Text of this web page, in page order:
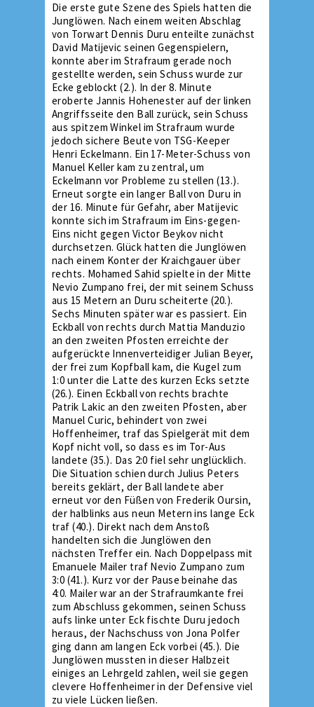
Die erste gute Szene des Spiels hatten die
Junglöwen. Nach einem weiten Abschlag
von Torwart Dennis Duru enteilte zunächst
David Matijevic seinen Gegenspielern,
konnte aber im Strafraum gerade noch
gestellte werden, sein Schuss wurde zur
Ecke geblockt (2.). In der 8. Minute
eroberte Jannis Hohenester auf der linken
Angriffsseite den Ball zurück, sein Schuss
aus spitzem Winkel im Strafraum wurde
jedoch sichere Beute von TSG-Keeper
Henri Eckelmann. Ein 17-Meter-Schuss von
Manuel Keller kam zu zentral, um
Eckelmann vor Probleme zu stellen (13.).
Erneut sorgte ein langer Ball von Duru in
der 16. Minute für Gefahr, aber Matijevic
konnte sich im Strafraum im Eins-gegen-
Eins nicht gegen Victor Beykov nicht
durchsetzen. Glück hatten die Junglöwen
nach einem Konter der Kraichgauer über
rechts. Mohamed Sahid spielte in der Mitte
Nevio Zumpano frei, der mit seinem Schuss
aus 15 Metern an Duru scheiterte (20.).
Sechs Minuten später war es passiert. Ein
Eckball von rechts durch Mattia Manduzio
an den zweiten Pfosten erreichte der
aufgerückte Innenverteidiger Julian Beyer,
der frei zum Kopfball kam, die Kugel zum
1:0 unter die Latte des kurzen Ecks setzte
(26.). Einen Eckball von rechts brachte
Patrik Lakic an den zweiten Pfosten, aber
Manuel Curic, behindert von zwei
Hoffenheimer, traf das Spielgerät mit dem
Kopf nicht voll, so dass es im Tor-Aus
landete (35.). Das 2:0 fiel sehr unglücklich.
Die Situation schien durch Julius Peters
bereits geklärt, der Ball landete aber
erneut vor den Füßen von Frederik Oursin,
der halblinks aus neun Metern ins lange Eck
traf (40.). Direkt nach dem Anstoß
handelten sich die Junglöwen den
nächsten Treffer ein. Nach Doppelpass mit
Emanuele Mailer traf Nevio Zumpano zum
3:0 (41.). Kurz vor der Pause beinahe das
4:0. Mailer war an der Strafraumkante frei
zum Abschluss gekommen, seinen Schuss
aufs linke unter Eck fischte Duru jedoch
heraus, der Nachschuss von Jona Polfer
ging dann am langen Eck vorbei (45.). Die
Junglöwen mussten in dieser Halbzeit
einiges an Lehrgeld zahlen, weil sie gegen
clevere Hoffenheimer in der Defensive viel
zu viele Lücken ließen.